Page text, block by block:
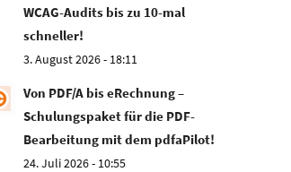
WCAG-Audits bis zu 10-mal
schneller!
3. August 2026 - 18:11
Von PDF/A bis eRechnung –
Schulungspaket für die PDF-
Bearbeitung mit dem pdfaPilot!
24. Juli 2026 - 10:55